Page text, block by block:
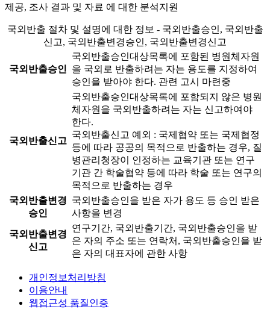
제공, 조사 결과 및 자료 에 대한 분석지원
국외반출 절차 및 설명에 대한 정보 - 국외반출승인, 국외반출
신고, 국외반출변경승인, 국외반출변경신고
국외반출승인
국외반출승인대상목록에 포함된 병원체자원
을 국외로 반출하려는 자는 용도를 지정하여
승인을 받아야 한다. 관련 고시 마련중
국외반출신고
국외반출승인대상목록에 포함되지 않은 병원
체자원을 국외반출하려는 자는 신고하여야
한다.
국외반출신고 예외 : 국제협약 또는 국제협정
등에 따라 공공의 목적으로 반출하는 경우, 질
병관리청장이 인정하는 교육기관 또는 연구
기관 간 학술협약 등에 따라 학술 또는 연구의
목적으로 반출하는 경우
국외반출변경
승인
국외반출승인을 받은 자가 용도 등 승인 받은
사항을 변경
국외반출변경
신고
연구기간, 국외반출기간, 국외반출승인을 받
은 자의 주소 또는 연락처, 국외반출승인을 받
은 자의 대표자에 관한 사항
개인정보처리방침
이용안내
웹접근성 품질인증